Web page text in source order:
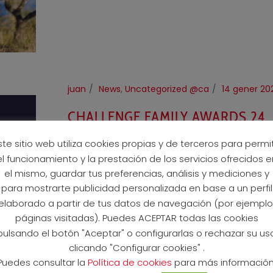
juan News, Uncategorized @ca 14 gener
CHALLENGE FAMILY AWARDS 24
READ MORE
sitio web utiliza cookies propias y de terceros para
funcionamiento y la prestación de los servicios ofrecidos
el mismo, guardar tus preferencias, análisis y mediciones y
para mostrarte publicidad personalizada en base a un perfil
a partir de tus datos de navegación (por
páginas visitadas). Puedes ACEPTAR todas las cookies
el botón "Aceptar" o configurarlas o rechazar su
clicando "Configurar cookies" .
consultar la Política de cookies para más